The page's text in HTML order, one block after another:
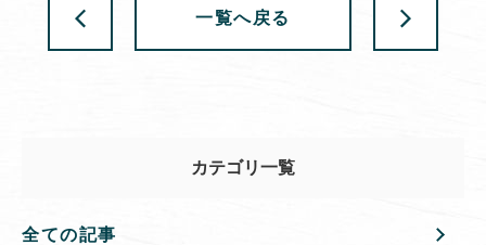
一覧へ戻る
カテゴリ一覧
全ての記事